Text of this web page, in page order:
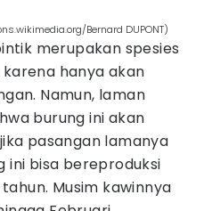
Bernard DUPONT)
merupakan spesies
hanya akan
Namun, laman
burung ini akan
pasangan lamanya
ini bisa bereproduksi
Musim kawinnya